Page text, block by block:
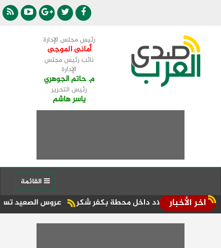
رئيس مجلس الإدارة
أمانى الموجى
نائب رئيس مجلس
الإدارة
م. حاتم الجوهري
رئيس التحرير
ياسر هاشم
اخر الأخبار عروس الصعيد تستضيف أول ميلاد داخل محطة بكفر شكر